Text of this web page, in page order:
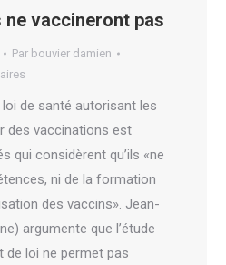
ne vaccineront pas
Par bouvier damien
de santé autorisant les
des vaccinations est
qui considèrent qu’ils «ne
ni de la formation
des vaccins». Jean-
argumente que l’étude
de loi ne permet pas